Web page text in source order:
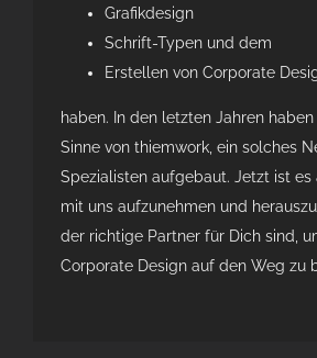
Grafikdesign
Schrift-Typen und dem
Erstellen von Corporate
haben. In den letzten Jahren haben
Sinne von thiemwork, ein solches
Spezialisten aufgebaut. Jetzt ist es
mit uns aufzunehmen und
der richtige Partner für Dich sind,
Corporate Design auf den Weg zu